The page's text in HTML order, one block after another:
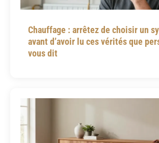
Chauffage : arrêtez de choisir un
avant d’avoir lu ces vérités que
vous dit